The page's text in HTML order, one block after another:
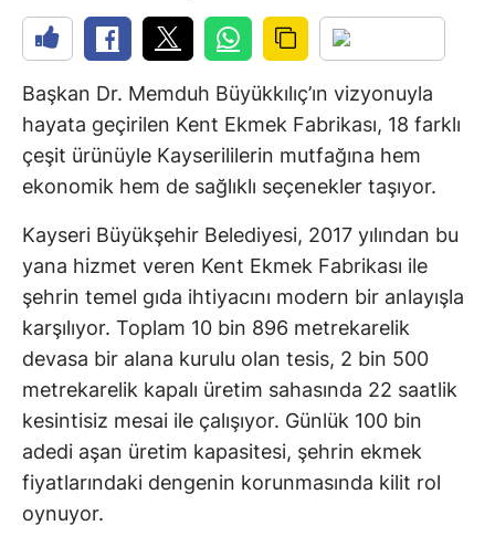
Başkan Dr. Memduh Büyükkılıç’ın vizyonuyla
hayata geçirilen Kent Ekmek Fabrikası, 18 farklı
çeşit ürünüyle Kayserililerin mutfağına hem
ekonomik hem de sağlıklı seçenekler taşıyor.
Kayseri Büyükşehir Belediyesi, 2017 yılından bu
yana hizmet veren Kent Ekmek Fabrikası ile
şehrin temel gıda ihtiyacını modern bir anlayışla
karşılıyor. Toplam 10 bin 896 metrekarelik
devasa bir alana kurulu olan tesis, 2 bin 500
metrekarelik kapalı üretim sahasında 22 saatlik
kesintisiz mesai ile çalışıyor. Günlük 100 bin
adedi aşan üretim kapasitesi, şehrin ekmek
fiyatlarındaki dengenin korunmasında kilit rol
oynuyor.